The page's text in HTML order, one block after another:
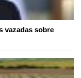
vazadas sobre